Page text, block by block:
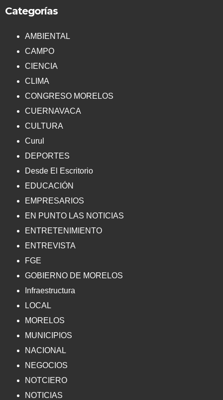
Categorías
AMBIENTAL
CAMPO
CIENCIA
CLIMA
CONGRESO MORELOS
CUERNAVACA
CULTURA
Curul
DEPORTES
Desde El Escritorio
EDUCACIÓN
EMPRESARIOS
EN PUNTO LAS NOTICIAS
ENTRETENIMIENTO
ENTREVISTA
FGE
GOBIERNO DE MORELOS
Infraestructura
LOCAL
MORELOS
MUNICIPIOS
NACIONAL
NEGOCIOS
NOTCIERO
NOTICIAS